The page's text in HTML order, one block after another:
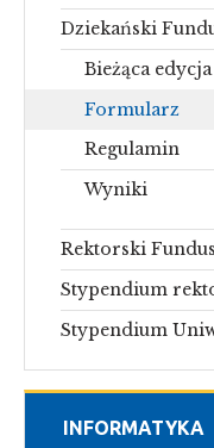
Dziekański
Bieżąca edycja
Formularz
Regulamin
Wyniki
Rektorski
Stypendium
Stypendium
INFORMATYKA